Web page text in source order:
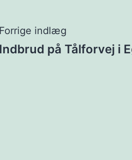
Forrige indlæg
Indbrud på Tålforvej i